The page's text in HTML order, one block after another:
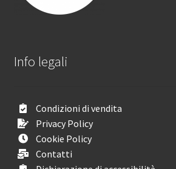
Info legali
Condizioni di vendita
Privacy Policy
Cookie Policy
Contatti